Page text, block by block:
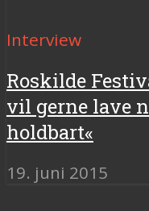
Interview
Roskilde
vil gerne lave
holdbart«
19. juni 2015